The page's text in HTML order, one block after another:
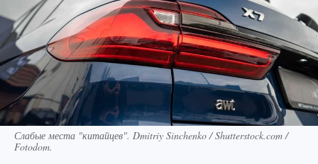
Слабые места "китайцев". Dmitriy Sinchenko / Shutterstock.com /
Fotodom.